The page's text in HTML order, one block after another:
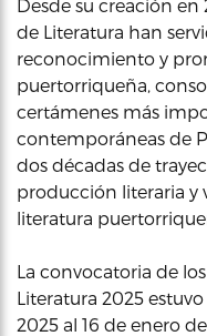
Desde su creación
de Literatura han
reconocimiento y
puertorriqueña,
certámenes más
contemporáneas de
dos décadas de
producción literaria y
literatura
La convocatoria de
Literatura 2025
2025 al 16 de enero